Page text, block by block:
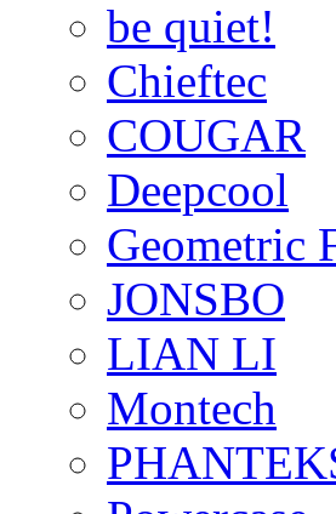
be quiet!
Chieftec
COUGAR
Deepcool
Geometric
JONSBO
LIAN LI
Montech